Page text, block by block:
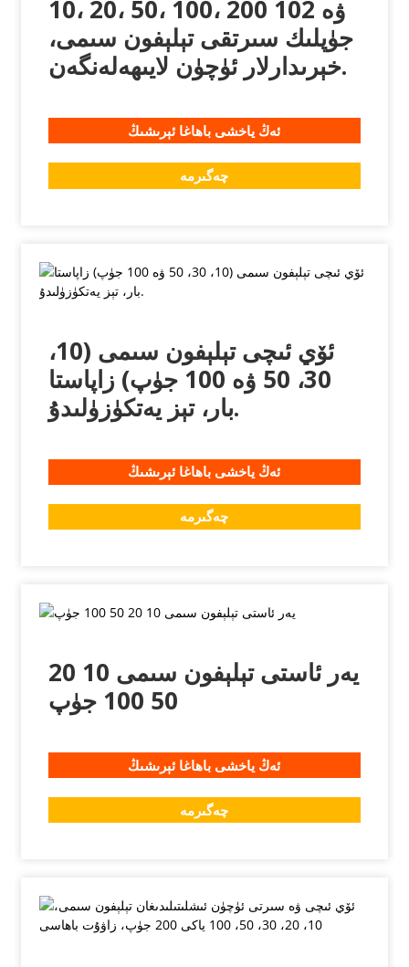
10، 20، 50، 100، 200 ۋە 102
جۈپلىك سىرتقى تېلېفون سىمى،
خېرىدارلار ئۈچۈن لايىھەلەنگەن.
ئەڭ ياخشى باھاغا ئېرىشىڭ
چەگىرمە
ئۆي ئىچى تېلېفون سىمى (10،
30، 50 ۋە 100 جۈپ) زاپاستا
بار، تېز يەتكۈزۈلىدۇ.
ئەڭ ياخشى باھاغا ئېرىشىڭ
چەگىرمە
يەر ئاستى تېلېفون سىمى 10 20
50 100 جۈپ
ئەڭ ياخشى باھاغا ئېرىشىڭ
چەگىرمە